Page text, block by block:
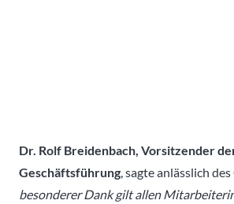
Dr. Rolf Breidenbach, Vorsitzender
Geschäftsführung, sagte anlässlich
besonderer Dank gilt allen